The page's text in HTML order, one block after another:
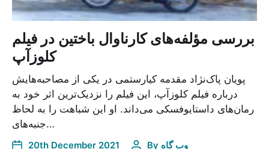
بررسی مؤلفه‌های کارناوال باختین در فیلم
کلوزآپ
پویان پاک‌نژاد مقدمه کیارستمی در یکی از مصاحبه‌هایش
درباره فیلم کلوزآپ، این فیلم را نزدیک‌ترین اثر خود به
رمان‌های داستایوفسکی می‌داند. او این شباهت را به لحاظ
جنبه‌های…
20th December 2021 By وب گاه